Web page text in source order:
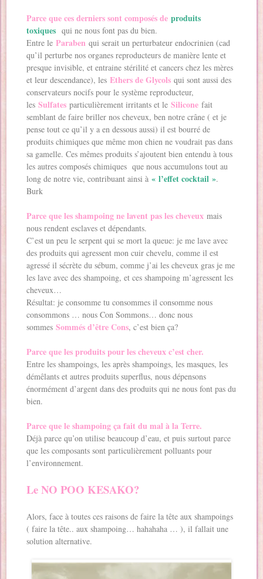
Parce que ces derniers sont composés de produits
toxiques qui ne nous font pas du bien.
Entre leParaben qui serait un perturbateur endocrinien (cad
qu’il perturbe nos organes reproducteurs de manière lente et
presque invisible, et entraine stérilité et cancers chez les mères
et leur descendance), lesEthers de Glycols qui sont aussi des
conservateurs nocifs pour le système reproducteur,
lesSulfates particulièrement irritants et leSilicone fait
semblant de faire briller nos cheveux, ben notre crâne ( et je
pense tout ce qu’il y a en dessous aussi) il est bourré de
produits chimiques que même mon chien ne voudrait pas dans
sa gamelle. Ces mêmes produits s’ajoutent bien entendu à tous
les autres composés chimiques que nous accumulons tout au
long de notre vie, contribuant ainsi à« l’effet cocktail ».
Burk
Parce que les shampoing ne lavent pas les cheveux mais
nous rendent esclaves et dépendants.
C’est un peu le serpent qui se mort la queue: je me lave avec
des produits qui agressent mon cuir chevelu, comme il est
agressé il sécrète du sébum, comme j’ai les cheveux gras je me
les lave avec des shampoing, et ces shampoing m’agressent les
cheveux…
Résultat: je consomme tu consommes il consomme nous
consommons … nous Con Sommons… donc nous
sommesSommés d’être Cons, c’est bien ça?
Parce que les produits pour les cheveux c’est cher.
Entre les shampoings, les après shampoings, les masques, les
démêlants et autres produits superflus, nous dépensons
énormément d’argent dans des produits qui ne nous font pas du
bien.
Parce que le shampoing ça fait du mal à la Terre.
Déjà parce qu’on utilise beaucoup d’eau, et puis surtout parce
que les composants sont particulièrement polluants pour
l’environnement.
Le NO POO KESAKO?
Alors, face à toutes ces raisons de faire la tête aux shampoings
( faire la tête.. aux shampoing… hahahaha … ), il fallait une
solution alternative.